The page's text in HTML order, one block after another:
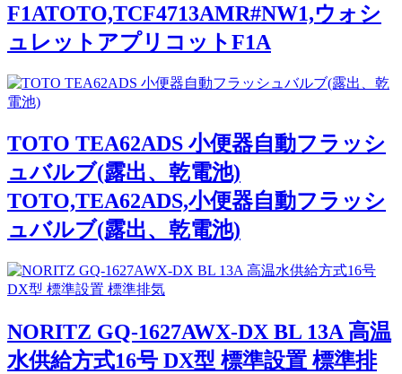
F1ATOTO,TCF4713AMR#NW1,ウォシ
ュレットアプリコットF1A
TOTO TEA62ADS 小便器自動フラッシ
ュバルブ(露出、乾電池)
TOTO,TEA62ADS,小便器自動フラッシ
ュバルブ(露出、乾電池)
NORITZ GQ-1627AWX-DX BL 13A 高温
水供給方式16号 DX型 標準設置 標準排